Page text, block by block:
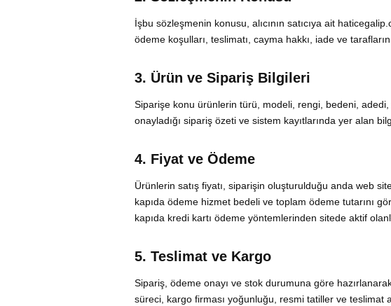
İşbu sözleşmenin konusu, alıcının satıcıya ait
ödeme koşulları, teslimatı, cayma hakkı, iade ve
3. Ürün ve Sipariş Bilgileri
Siparişe konu ürünlerin türü, modeli, rengi, bedeni, adedi,
onayladığı sipariş özeti ve sistem kayıtlarında yer alan
4. Fiyat ve Ödeme
Ürünlerin satış fiyatı, siparişin oluşturulduğu anda web
kapıda ödeme hizmet bedeli ve toplam ödeme tutarını
kapıda kredi kartı ödeme yöntemlerinden sitede aktif
5. Teslimat ve Kargo
Sipariş, ödeme onayı ve stok durumuna göre
süreci, kargo firması yoğunluğu, resmi tatiller ve teslimat